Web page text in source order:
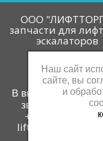
ООО
запчасти для
эскалаторов
В выходные
звонки по
+7-909-577-15-
Наш сайт
сайте, вы
и